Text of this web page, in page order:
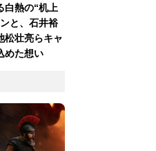
白熱の“机上
と、石井裕
松壮亮らキャ
めた想い